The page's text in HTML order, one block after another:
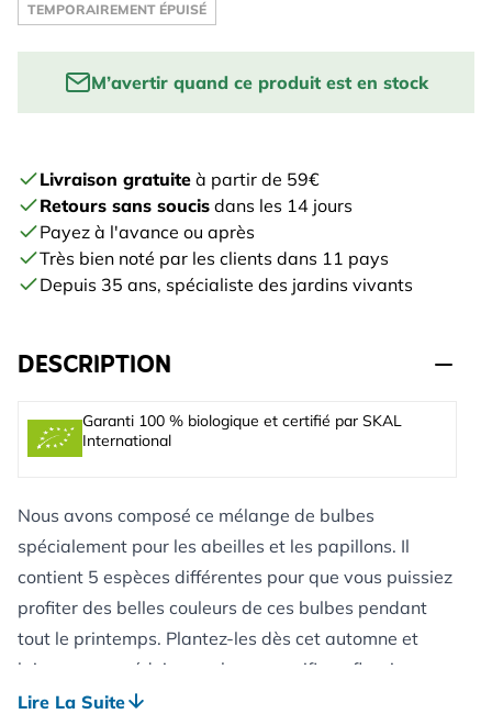
TEMPORAIREMENT ÉPUISÉ
M’avertir quand ce produit est en stock
back in stock:
PRÉVENEZ-MOI
Livraison gratuite à partir de 59€
Retours sans soucis dans les 14 jours
Payez à l'avance ou après
Très bien noté par les clients dans 11 pays
Depuis 35 ans, spécialiste des jardins vivants
DESCRIPTION
Garanti 100 % biologique et certifié par SKAL
International
Nous avons composé ce mélange de bulbes
spécialement pour les abeilles et les papillons. Il
contient 5 espèces différentes pour que vous puissiez
profiter des belles couleurs de ces bulbes pendant
tout le printemps. Plantez-les dès cet automne et
laissez-vous séduire par leur magnifique floraison au
printemps.
Lire La Suite